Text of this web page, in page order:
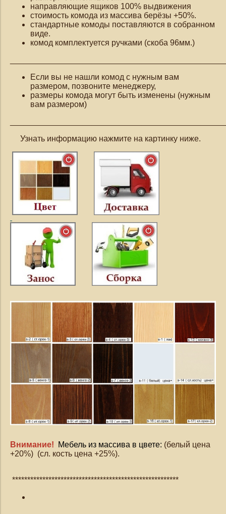
направляющие ящиков 100% выдвижения
стоимость комода из массива берёзы +50%.
стандартные комоды поставляются в собранном
виде.
комод комплектуется ручками (скоба 96мм.)
Если вы не нашли комод с нужным вам
размером, позвоните менеджеру,
размеры комода могут быть изменены (нужным
вам размером)
Узнать информацию нажмите на картинку ниже.
Внимание! Мебель из массива в цвете: (белый цена
+20%) (сл. кость цена +25%).
*******************************************************